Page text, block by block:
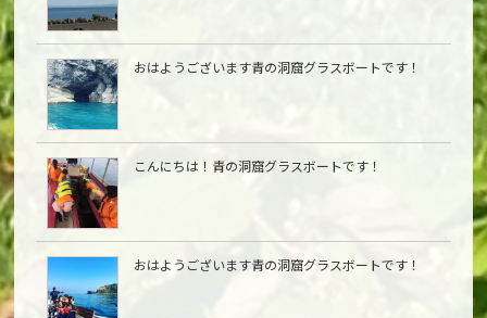
おはようございます青の洞窟グラスボートです！
こんにちは︎！青の洞窟グラスボートです！
おはようございます青の洞窟グラスボートです！